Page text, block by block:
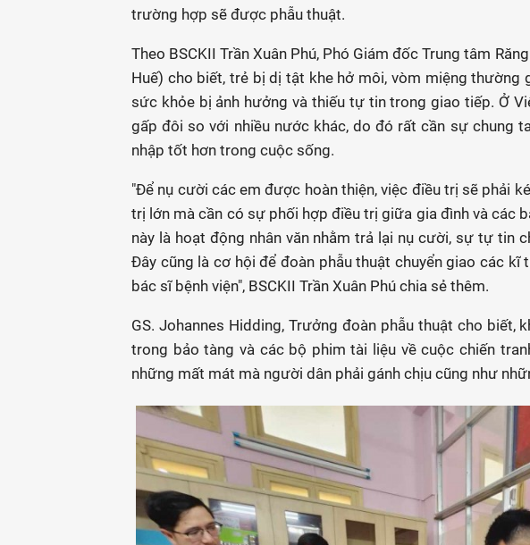
trường hợp sẽ được phẫu thuật.
Theo BSCKII Trần Xuân Phú, Phó Giám đốc Trung tâm
Huế) cho biết, trẻ bị dị tật khe hở môi, vòm miệng thường
sức khỏe bị ảnh hưởng và thiếu tự tin trong giao tiếp. Ở
gấp đôi so với nhiều nước khác, do đó rất cần sự chung
nhập tốt hơn trong cuộc sống.
"Để nụ cười các em được hoàn thiện, việc điều trị sẽ phải
trị lớn mà cần có sự phối hợp điều trị giữa gia đình và các
này là hoạt động nhân văn nhằm trả lại nụ cười, sự tự tin
Đây cũng là cơ hội để đoàn phẫu thuật chuyển giao các kĩ
bác sĩ bệnh viện", BSCKII Trần Xuân Phú chia sẻ thêm.
GS. Johannes Hidding, Trưởng đoàn phẫu thuật cho biết,
trong bảo tàng và các bộ phim tài liệu về cuộc chiến
những mất mát mà người dân phải gánh chịu cũng như